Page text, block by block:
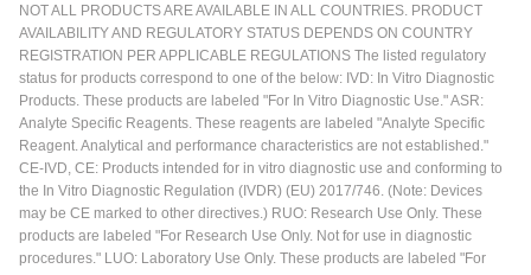
NOT ALL PRODUCTS ARE AVAILABLE IN ALL COUNTRIES. PRODUCT
AVAILABILITY AND REGULATORY STATUS DEPENDS ON COUNTRY
REGISTRATION PER APPLICABLE REGULATIONS The listed regulatory
status for products correspond to one of the below: IVD: In Vitro Diagnostic
Products. These products are labeled "For In Vitro Diagnostic Use." ASR:
Analyte Specific Reagents. These reagents are labeled "Analyte Specific
Reagent. Analytical and performance characteristics are not established."
CE-IVD, CE: Products intended for in vitro diagnostic use and conforming to
the In Vitro Diagnostic Regulation (IVDR) (EU) 2017/746. (Note: Devices
may be CE marked to other directives.) RUO: Research Use Only. These
products are labeled "For Research Use Only. Not for use in diagnostic
procedures." LUO: Laboratory Use Only. These products are labeled "For